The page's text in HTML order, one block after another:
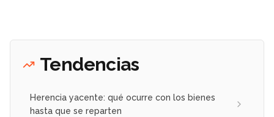
Tendencias
Herencia yacente: qué ocurre con los bienes
hasta que se reparten